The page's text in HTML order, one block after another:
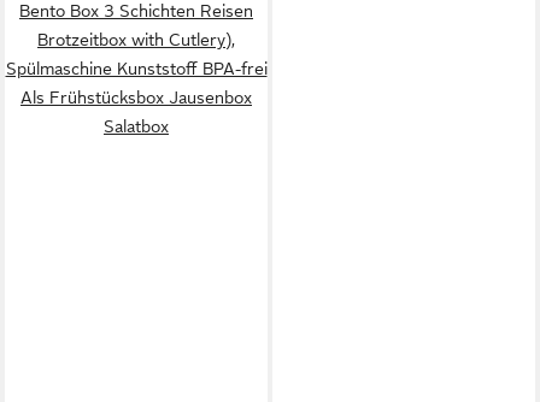
Bento Box 3 Schichten Reisen
Brotzeitbox with Cutlery),
Spülmaschine Kunststoff BPA-frei
Als Frühstücksbox Jausenbox
Salatbox